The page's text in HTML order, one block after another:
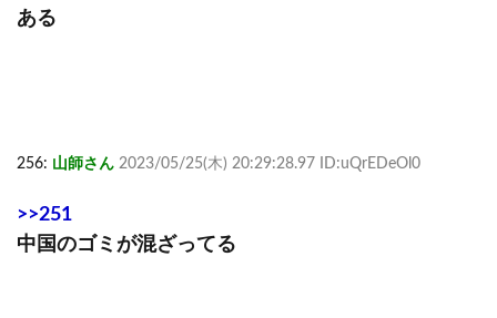
ある
256: 山師さん 2023/05/25(木) 20:29:28.97 ID:uQrEDeOl0
>>251
中国のゴミが混ざってる